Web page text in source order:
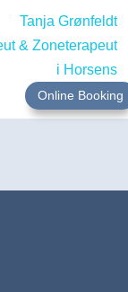
Online Booking